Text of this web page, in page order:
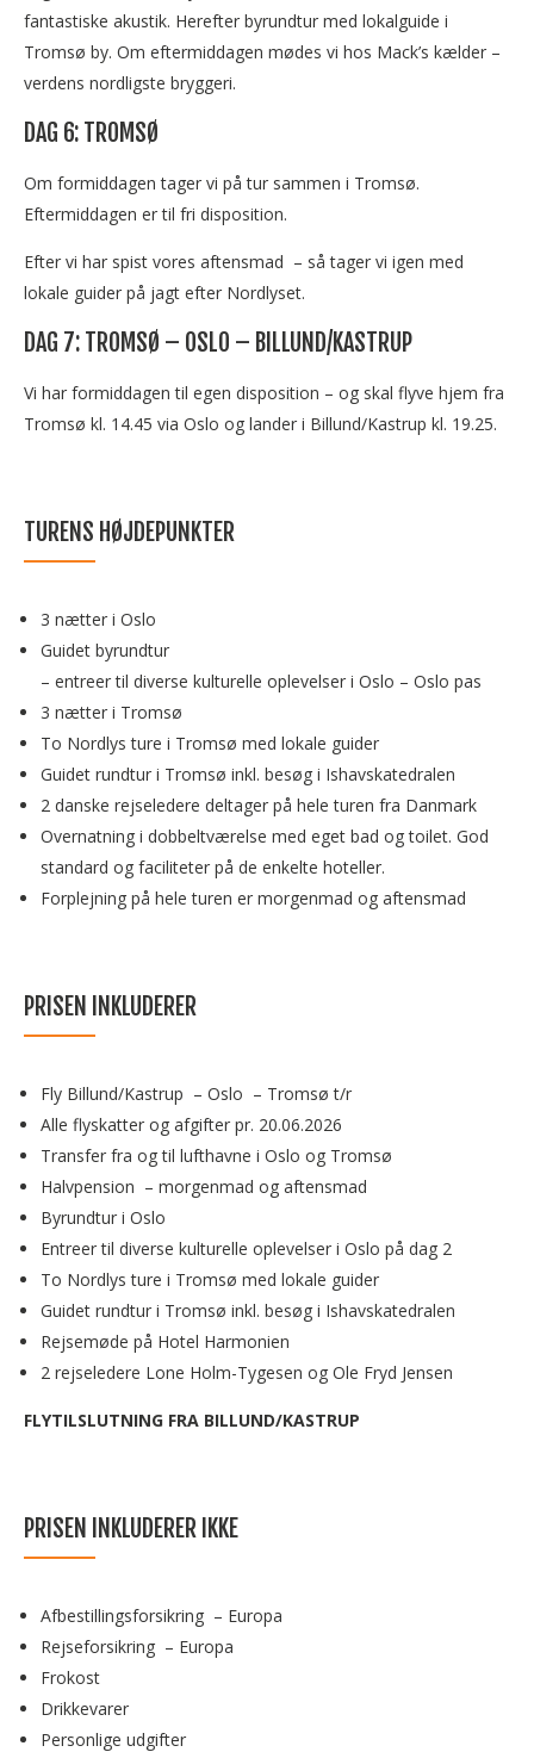
fantastiske akustik. Herefter byrundtur med lokalguide i
Tromsø by. Om eftermiddagen mødes vi hos Mack’s kælder –
verdens nordligste bryggeri.
DAG 6: TROMSØ
Om formiddagen tager vi på tur sammen i Tromsø.
Eftermiddagen er til fri disposition.
Efter vi har spist vores aftensmad – så tager vi igen med
lokale guider på jagt efter Nordlyset.
DAG 7: TROMSØ – OSLO – BILLUND/KASTRUP
Vi har formiddagen til egen disposition – og skal flyve hjem fra
Tromsø kl. 14.45 via Oslo og lander i Billund/Kastrup kl. 19.25.
TURENS HØJDEPUNKTER
3 nætter i Oslo
Guidet byrundtur
– entreer til diverse kulturelle oplevelser i Oslo – Oslo pas
3 nætter i Tromsø
To Nordlys ture i Tromsø med lokale guider
Guidet rundtur i Tromsø inkl. besøg i Ishavskatedralen
2 danske rejseledere deltager på hele turen fra Danmark
Overnatning i dobbeltværelse med eget bad og toilet. God
standard og faciliteter på de enkelte hoteller.
Forplejning på hele turen er morgenmad og aftensmad
PRISEN INKLUDERER
Fly Billund/Kastrup – Oslo – Tromsø t/r
Alle flyskatter og afgifter pr. 20.06.2026
Transfer fra og til lufthavne i Oslo og Tromsø
Halvpension – morgenmad og aftensmad
Byrundtur i Oslo
Entreer til diverse kulturelle oplevelser i Oslo på dag 2
To Nordlys ture i Tromsø med lokale guider
Guidet rundtur i Tromsø inkl. besøg i Ishavskatedralen
Rejsemøde på Hotel Harmonien
2 rejseledere Lone Holm-Tygesen og Ole Fryd Jensen
FLYTILSLUTNING FRA BILLUND/KASTRUP
PRISEN INKLUDERER IKKE
Afbestillingsforsikring – Europa
Rejseforsikring – Europa
Frokost
Drikkevarer
Personlige udgifter